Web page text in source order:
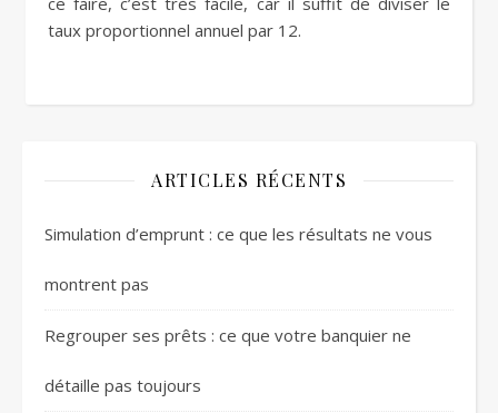
taux proportionnel annuel par 12.
ARTICLES RÉCENTS
Simulation d’emprunt : ce que les résultats ne vous
montrent pas
Regrouper ses prêts : ce que votre banquier ne
détaille pas toujours